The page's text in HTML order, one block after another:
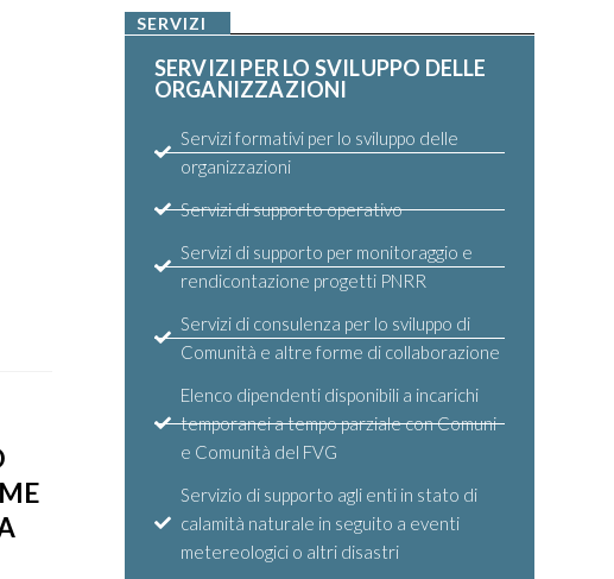
SERVIZI
SERVIZI PER LO SVILUPPO DELLE
ORGANIZZAZIONI
Servizi formativi per lo sviluppo delle
organizzazioni
Servizi di supporto operativo
Servizi di supporto per monitoraggio e
rendicontazione progetti PNRR
Servizi di consulenza per lo sviluppo di
Comunità e altre forme di collaborazione
Elenco dipendenti disponibili a incarichi
temporanei a tempo parziale con Comuni
e Comunità del FVG
Servizio di supporto agli enti in stato di
calamità naturale in seguito a eventi
metereologici o altri disastri